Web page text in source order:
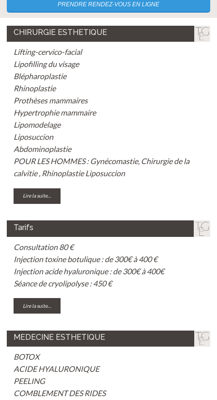
PRENDRE RENDEZ-VOUS EN LIGNE
CHIRURGIE ESTHETIQUE
Lifting-cervico-facial
Lipofilling du visage
Blépharoplastie
Rhinoplastie
Prothèses mammaires
Hypertrophie mammaire
Lipomodelage
Liposuccion
Abdominoplastie
POUR LES HOMMES : Gynécomastie, Chirurgie de la
calvitie, RhinoplastieLiposuccion
Lire la suite…
Tarifs
Consultation 80 €
Injection toxine botulique : de 300€ à 400 €
Injection acide hyaluronique : de 300€ à 400€
Séance de cryolipolyse : 450 €
Lire la suite…
MEDECINE ESTHETIQUE
BOTOX
ACIDE HYALURONIQUE
PEELING
COMBLEMENT DES RIDES